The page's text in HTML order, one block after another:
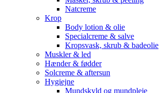
Natcreme
Krop
Body lotion & olie
Specialcreme & salve
Kropsvask, skrub & badeolie
Muskler & led
Hænder & fødder
Solcreme & aftersun
Hygiejne
Mundskyld og mundpleje